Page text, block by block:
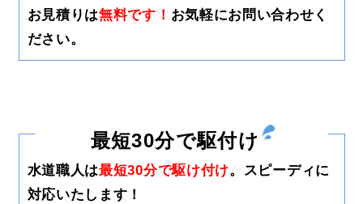
お見積りは無料です！ お気軽にお問い合わせく
ださい。
最短30分で駆付け
水道職人は最短30分で駆け付け。スピーディに
対応いたします！